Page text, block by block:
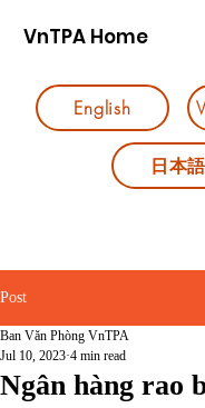
VnTPA Home
English
日本語
Post
Ngân hàng rao
Ban Văn Phòng VnTPA
Jul 10, 2023 4 min read